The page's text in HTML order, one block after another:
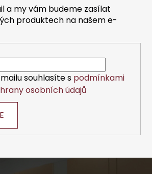
a my vám budeme zasílat
produktech na našem e-
souhlasíte s podmínkami
osobních údajů